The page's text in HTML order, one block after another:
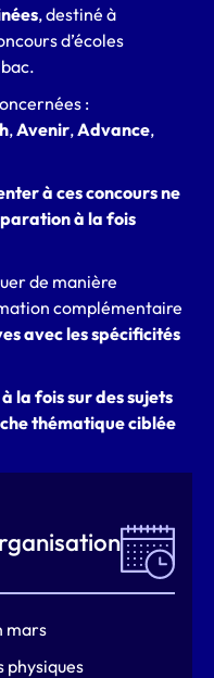
, destiné à
d’écoles
:
,Avenir,Advance,
à ces concours ne
à la fois
de manière
complémentaire
avec les spécificités
la fois sur des sujets
thématique ciblée
mars
physiques